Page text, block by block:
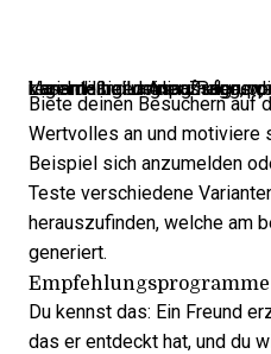
Lass deine Landing Pages die Hauptarbeit machen – mit klaren Handlungsaufrufen, wertvollen Inhalten und
Biete deinen Besuchern auf
Wertvolles an und motiviere
Beispiel sich anzumelden
Teste verschiedene
herauszufinden, welche am
generiert.
Empfehlungsprogramme
Du kennst das: Ein Freund
das er entdeckt hat, und du